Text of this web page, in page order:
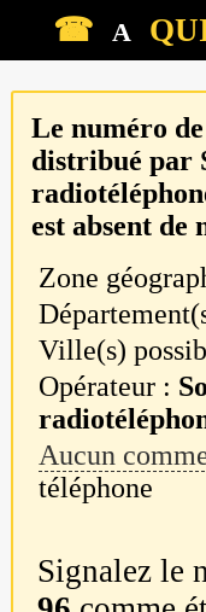
☎ A
Le numéro
distribué par
est absent de
Zone
Ville(s)
Opérateur :
Aucun
téléphone
Signalez le